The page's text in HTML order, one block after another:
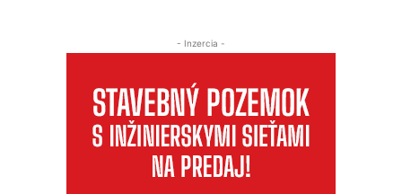
- Inzercia -